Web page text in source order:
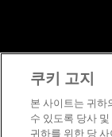
이사위원회
거버넌스 문서
SEC 신고서
쿠키 고지
본 사이트는 귀하
수 있도록 당사
귀하를 위한 당